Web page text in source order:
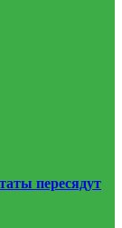
пересядут